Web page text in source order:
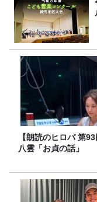
【朗読のヒロバ 第
八雲「お貞の話」